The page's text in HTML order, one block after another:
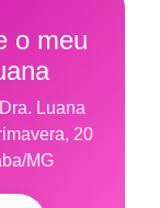
o meu
Luana
20
MG